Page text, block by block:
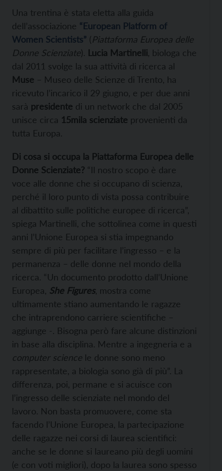
Una trentina è stata eletta alla guida
dell’associazione “European Platform of
Women Scientists” (Piattaforma Europea delle
Donne Scienziate). Lucia Martinelli , biologa che
dal 2011 svolge la sua attività di ricerca al
Muse – Museo delle Scienze di Trento, ha
ricevuto l’incarico il 29 giugno, e per due anni
sarà presidente di un network che dal 2005
unisce circa 15mila scienziate provenienti da
tutta Europa.
Di cosa si occupa la Piattaforma Europea delle
Donne Scienziate? “Il nostro scopo è dare
voce alle donne che si occupano di scienza,
perché il loro punto di vista possa contribuire
al dibattito sulle politiche europee di ricerca”,
spiega Martinelli, che sottolinea come in questi
anni l’Unione Europea si stia impegnando
sempre di più per facilitare l’ingresso – e la
permanenza – delle donne nel mondo della
ricerca. “Un documento prodotto dall’Unione
Europea, She Figures, mostra come
ultimamente stiano aumentando le ragazze
che intraprendono carriere scientifiche –
aggiunge -. Bisogna però fare alcune distinzioni
in base alla disciplina. Mentre a ingegneria e a
computer science le donne sono meno
rappresentate, a biologia sono già di più”. La
differenza, poi, permane e si acuisce con
l’ingresso delle scienziate nel mondo del
lavoro. Non basta promuovere, come sta
facendo l’Unione Europea, la partecipazione
delle ragazze nei corsi di laurea scientifici:
anche se le donne si laureano più degli uomini
(e con voti migliori), dopo la laurea sono spesso